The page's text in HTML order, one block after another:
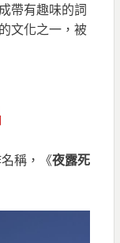
帶有趣味的詞
文化之一，被
稱，《夜露死